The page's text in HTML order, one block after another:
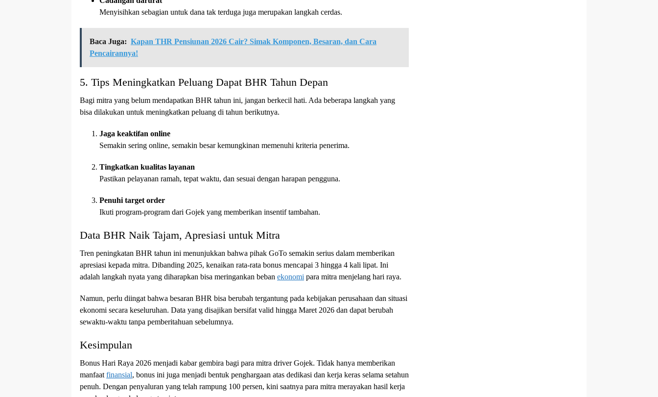
Menyisihkan sebagian untuk dana tak terduga juga merupakan langkah cerdas.
Baca Juga: Kapan THR Pensiunan 2026 Cair? Simak Komponen, Besaran, dan Cara
Pencairannya!
5. Tips Meningkatkan Peluang Dapat BHR Tahun Depan
Bagi mitra yang belum mendapatkan BHR tahun ini, jangan berkecil hati. Ada beberapa langkah yang
bisa dilakukan untuk meningkatkan peluang di tahun berikutnya.
Jaga keaktifan online
Semakin sering online, semakin besar kemungkinan memenuhi kriteria penerima.
Tingkatkan kualitas layanan
Pastikan pelayanan ramah, tepat waktu, dan sesuai dengan harapan pengguna.
Penuhi target order
Ikuti program-program dari Gojek yang memberikan insentif tambahan.
Data BHR Naik Tajam, Apresiasi untuk Mitra
Tren peningkatan BHR tahun ini menunjukkan bahwa pihak GoTo semakin serius dalam memberikan
apresiasi kepada mitra. Dibanding 2025, kenaikan rata-rata bonus mencapai 3 hingga 4 kali lipat. Ini
adalah langkah nyata yang diharapkan bisa meringankan beban ekonomi para mitra menjelang hari raya.
Namun, perlu diingat bahwa besaran BHR bisa berubah tergantung pada kebijakan perusahaan dan situasi
ekonomi secara keseluruhan. Data yang disajikan bersifat valid hingga Maret 2026 dan dapat berubah
sewaktu-waktu tanpa pemberitahuan sebelumnya.
Kesimpulan
Bonus Hari Raya 2026 menjadi kabar gembira bagi para mitra driver Gojek. Tidak hanya memberikan
manfaat finansial, bonus ini juga menjadi bentuk penghargaan atas dedikasi dan kerja keras selama setahun
penuh. Dengan penyaluran yang telah rampung 100 persen, kini saatnya para mitra merayakan hasil kerja